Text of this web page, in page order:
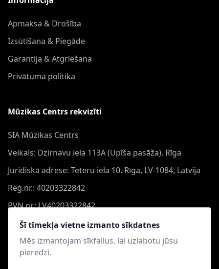
Šī tīmekļa vietne izmanto sīkdatnes
Mēs izmantojam sīkfailus, lai uzlabotu jūsu
pieredzi.
Apmaksa & Drošība
Izsūtīšana & Piegāde
Garantija & Atgriešana
Privātuma politika
Mūzikas Centrs rekvizīti
SIA Mūzikas Centrs
Veikals: Dzirnavu iela 113A (Upīša pasāža), Rīga
Juridiskā adrese: Teteru iela 10, Rīga, LV-1084, Latvija
Reģ.nr.: 40203322842
PVN nr.: LV40203322842
Banka: Swedbank AS
Konts: LV44HABA0551050864473
Swift: HABALV22